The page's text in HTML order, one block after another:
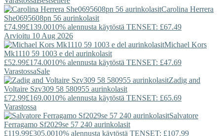
Carolina Herrera
She0695608pn 56 aurinkolasit
£74.99£139.0010% alennusta käytöstä TENSET: £67.49
Arvioitu 10 Aug 2026
Michael Kors
Mk1110 59 1003 e del aurinkolasit
£52.99£174.0010% alennusta käytöstä TENSET: £47.69
VarastossaSale
Zadig and
Voltaire Szv309 58 580955 aurinkolasit
£72.99£169.0010% alennusta käytöstä TENSET: £65.69
Varastossa
Salvatore
Ferragamo Sf2029se 57 240 aurinkolasit
£119.99£305.0010% alennusta käytöstä TENSET: £107.99